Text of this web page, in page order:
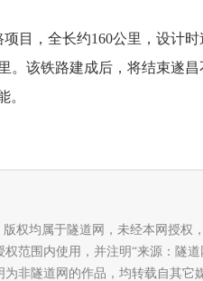
目，全长约160公里，设计
。该铁路建成后，将结束遂
。
权均属于隧道网，未经本网授权
范围内使用，并注明“来源：隧
非隧道网的作品，均转载自其它